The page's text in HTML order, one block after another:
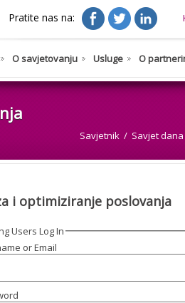
Pratite nas na:
O savjetovanju Usluge O
Savjetnik Savjet dana
i optimiziranje poslovanja
Users Log In
or Email